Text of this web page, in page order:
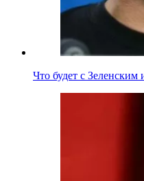
Что будет с